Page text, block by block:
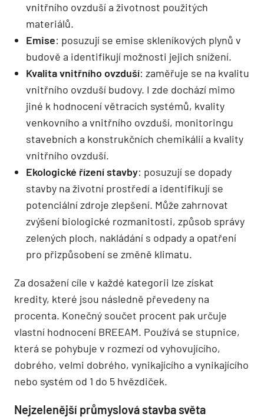
vnitřního ovzduší a životnost použitých
materiálů.
Emise: posuzují se emise skleníkových plynů v
budově a identifikují možnosti jejich snížení.
Kvalita vnitřního ovzduší: zaměřuje se na kvalitu
vnitřního ovzduší budovy. I zde dochází mimo
jiné k hodnocení větracích systémů, kvality
venkovního a vnitřního ovzduší, monitoringu
stavebních a konstrukčních chemikálií a kvality
vnitřního ovzduší.
Ekologické řízení stavby: posuzují se dopady
stavby na životní prostředí a identifikují se
potenciální zdroje zlepšení. Může zahrnovat
zvýšení biologické rozmanitosti, způsob správy
zelených ploch, nakládání s odpady a opatření
pro přizpůsobení se změně klimatu.
Za dosažení cíle v každé kategorii lze získat
kredity, které jsou následně převedeny na
procenta. Konečný součet procent pak určuje
vlastní hodnocení BREEAM. Používá se stupnice,
která se pohybuje v rozmezí od vyhovujícího,
dobrého, velmi dobrého, vynikajícího a vynikajícího
nebo systém od 1 do 5 hvězdiček.
Nejzelenější průmyslová stavba světa